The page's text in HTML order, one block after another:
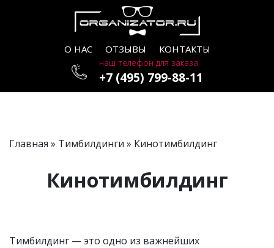
О НАС ОТЗЫВЫ КОНТАКТЫ
наш телефон для заказа
+7 (495) 799-88-11
Главная » Тимбилдинги » Кинотимбилдинг
Кинотимбилдинг
Тимбилдинг — это одно из важнейших